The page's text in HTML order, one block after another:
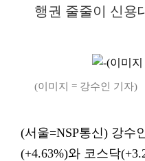
행권 줄줄이 신용
(이미지 = 강수인 기자)
(서울=NSP통신) 강수
(+4.63%)와 코스닥